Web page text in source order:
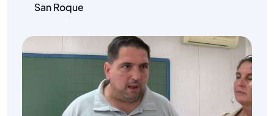
San Roque